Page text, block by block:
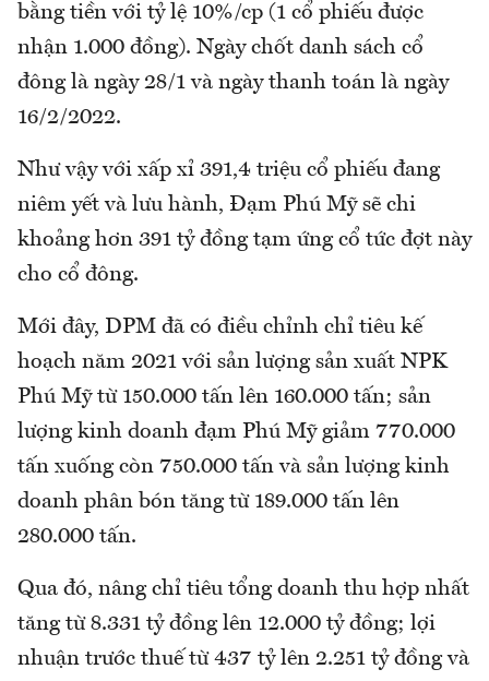
bằng tiền với tỷ lệ 10%/cp (1 cổ phiếu được
nhận 1.000 đồng). Ngày chốt danh sách cổ
đông là ngày 28/1 và ngày thanh toán là ngày
16/2/2022.
Như vậy với xấp xỉ 391,4 triệu cổ phiếu đang
niêm yết và lưu hành, Đạm Phú Mỹ sẽ chi
khoảng hơn 391 tỷ đồng tạm ứng cổ tức đợt này
cho cổ đông.
Mới đây, DPM đã có điều chỉnh chỉ tiêu kế
hoạch năm 2021 với sản lượng sản xuất NPK
Phú Mỹ từ 150.000 tấn lên 160.000 tấn; sản
lượng kinh doanh đạm Phú Mỹ giảm 770.000
tấn xuống còn 750.000 tấn và sản lượng kinh
doanh phân bón tăng từ 189.000 tấn lên
280.000 tấn.
Qua đó, nâng chỉ tiêu tổng doanh thu hợp nhất
tăng từ 8.331 tỷ đồng lên 12.000 tỷ đồng; lợi
nhuận trước thuế từ 437 tỷ lên 2.251 tỷ đồng và